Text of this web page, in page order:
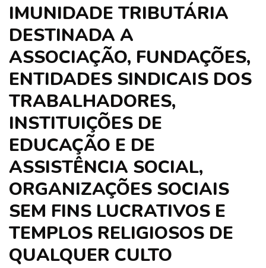
IMUNIDADE TRIBUTÁRIA
DESTINADA A
ASSOCIAÇÃO, FUNDAÇÕES,
ENTIDADES SINDICAIS DOS
TRABALHADORES,
INSTITUIÇÕES DE
EDUCAÇÃO E DE
ASSISTÊNCIA SOCIAL,
ORGANIZAÇÕES SOCIAIS
SEM FINS LUCRATIVOS E
TEMPLOS RELIGIOSOS DE
QUALQUER CULTO